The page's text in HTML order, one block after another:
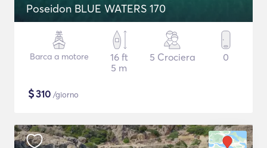
Poseidon BLUE WATERS 170
Barca a motore
16 ft
5 m
5 Crociera 0
$310 /giorno